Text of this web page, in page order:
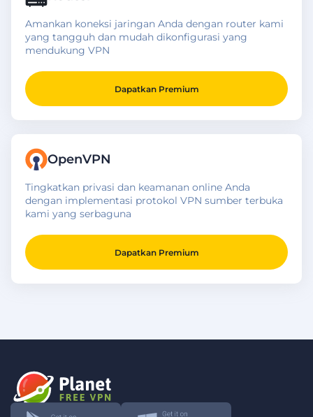
Amankan koneksi jaringan Anda dengan router kami
yang tangguh dan mudah dikonfigurasi yang
mendukung VPN
Dapatkan Premium
OpenVPN
Tingkatkan privasi dan keamanan online Anda
dengan implementasi protokol VPN sumber terbuka
kami yang serbaguna
Dapatkan Premium